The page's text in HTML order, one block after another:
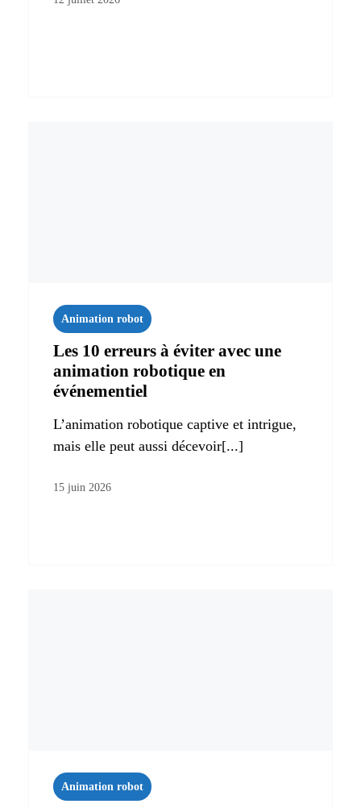
Animation robot
Les 10 erreurs à éviter avec une
animation robotique en
événementiel
L’animation robotique captive et intrigue,
mais elle peut aussi décevoir[...]
15 juin 2026
Animation robot